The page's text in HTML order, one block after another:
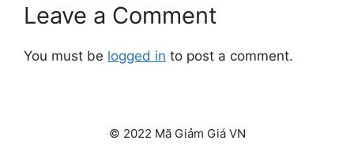
Leave a Comment
You must be logged in to post a comment.
© 2022 Mã Giảm Giá VN